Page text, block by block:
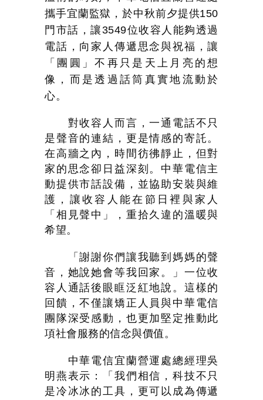
攜手宜蘭監獄，於中秋前夕提供150
門市話，讓 3549位收容人能夠透過
電話，向家人傳遞思念與祝福，讓
「團圓」不再只是天上月亮的想
像，而是透過話筒真實地流動於
心。
對收容人而言，一通電話不只
是聲音的連結，更是情感的寄託。
在高牆之內，時間彷彿靜止，但對
家的思念卻日益深刻。中華電信主
動提供市話設備，並協助安裝與維
護，讓收容人能在節日裡與家人
「相見聲中」，重拾久違的溫暖與
希望。
「謝謝你們讓我聽到媽媽的聲
音，她說她會等我回家。」一位收
容人通話後眼眶泛紅地說。這樣的
回饋，不僅讓矯正人員與中華電信
團隊深受感動，也更加堅定推動此
項社會服務的信念與價值。
中華電信宜蘭營運處總經理吳
明燕表示：「我們相信，科技不只
是冷冰冰的工具，更可以成為傳遞